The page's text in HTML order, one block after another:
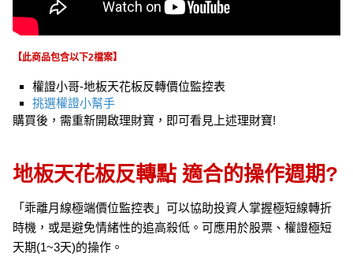
【此商品包含以下2檔案】
權證小哥-地板天花板反轉價位監控表
挑選權證小幫手
購買後，需重新開啟理財寶，即可看見上述理財寶!
地板天花板反轉點 適合的操作週期?
「乖離月線極端價位監控表」可以協助投資人掌握極短線轉折
時機，或是避免情緒性的追高殺低。可應用於股票、權證極短
天期(1~3天)的操作。